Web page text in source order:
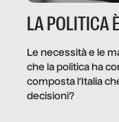
LA POLITICA
Le necessità e le
che la politica ha
composta l’Italia
decisioni?